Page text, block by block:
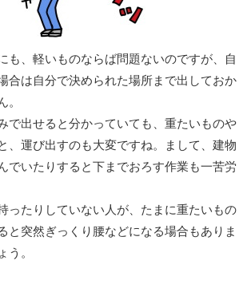
も、軽いものならば問題ないのですが、自
合は自分で決められた場所まで出しておか
。
で出せると分かっていても、重たいものや
、運び出すのも大変ですね。まして、建物
でいたりすると下までおろす作業も一苦労
ったりしていない人が、たまに重たいもの
と突然ぎっくり腰などになる場合もありま
う。